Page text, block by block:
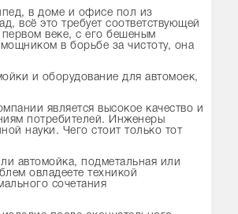
в доме и офисе пол из
всё это требует соответствующей
веке, с его бешеным
в борьбе за чистоту, она
и оборудование для автомоек,
является высокое качество и
потребителей. Инженеры
науки. Чего стоит только тот
автомойка, подметальная или
овладеете техникой
сочетания